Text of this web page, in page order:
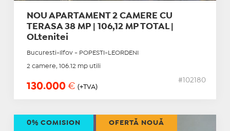
NOU APARTAMENT 2 CAMERE CU
TERASA 38 MP | 106,12 MP TOTAL |
OLtenitei
Bucuresti-Ilfov - POPESTI-LEORDENI
2 camere, 106.12 mp utili
130.000 € (+TVA)
#102180
0% COMISION OFERTĂ NOUĂ